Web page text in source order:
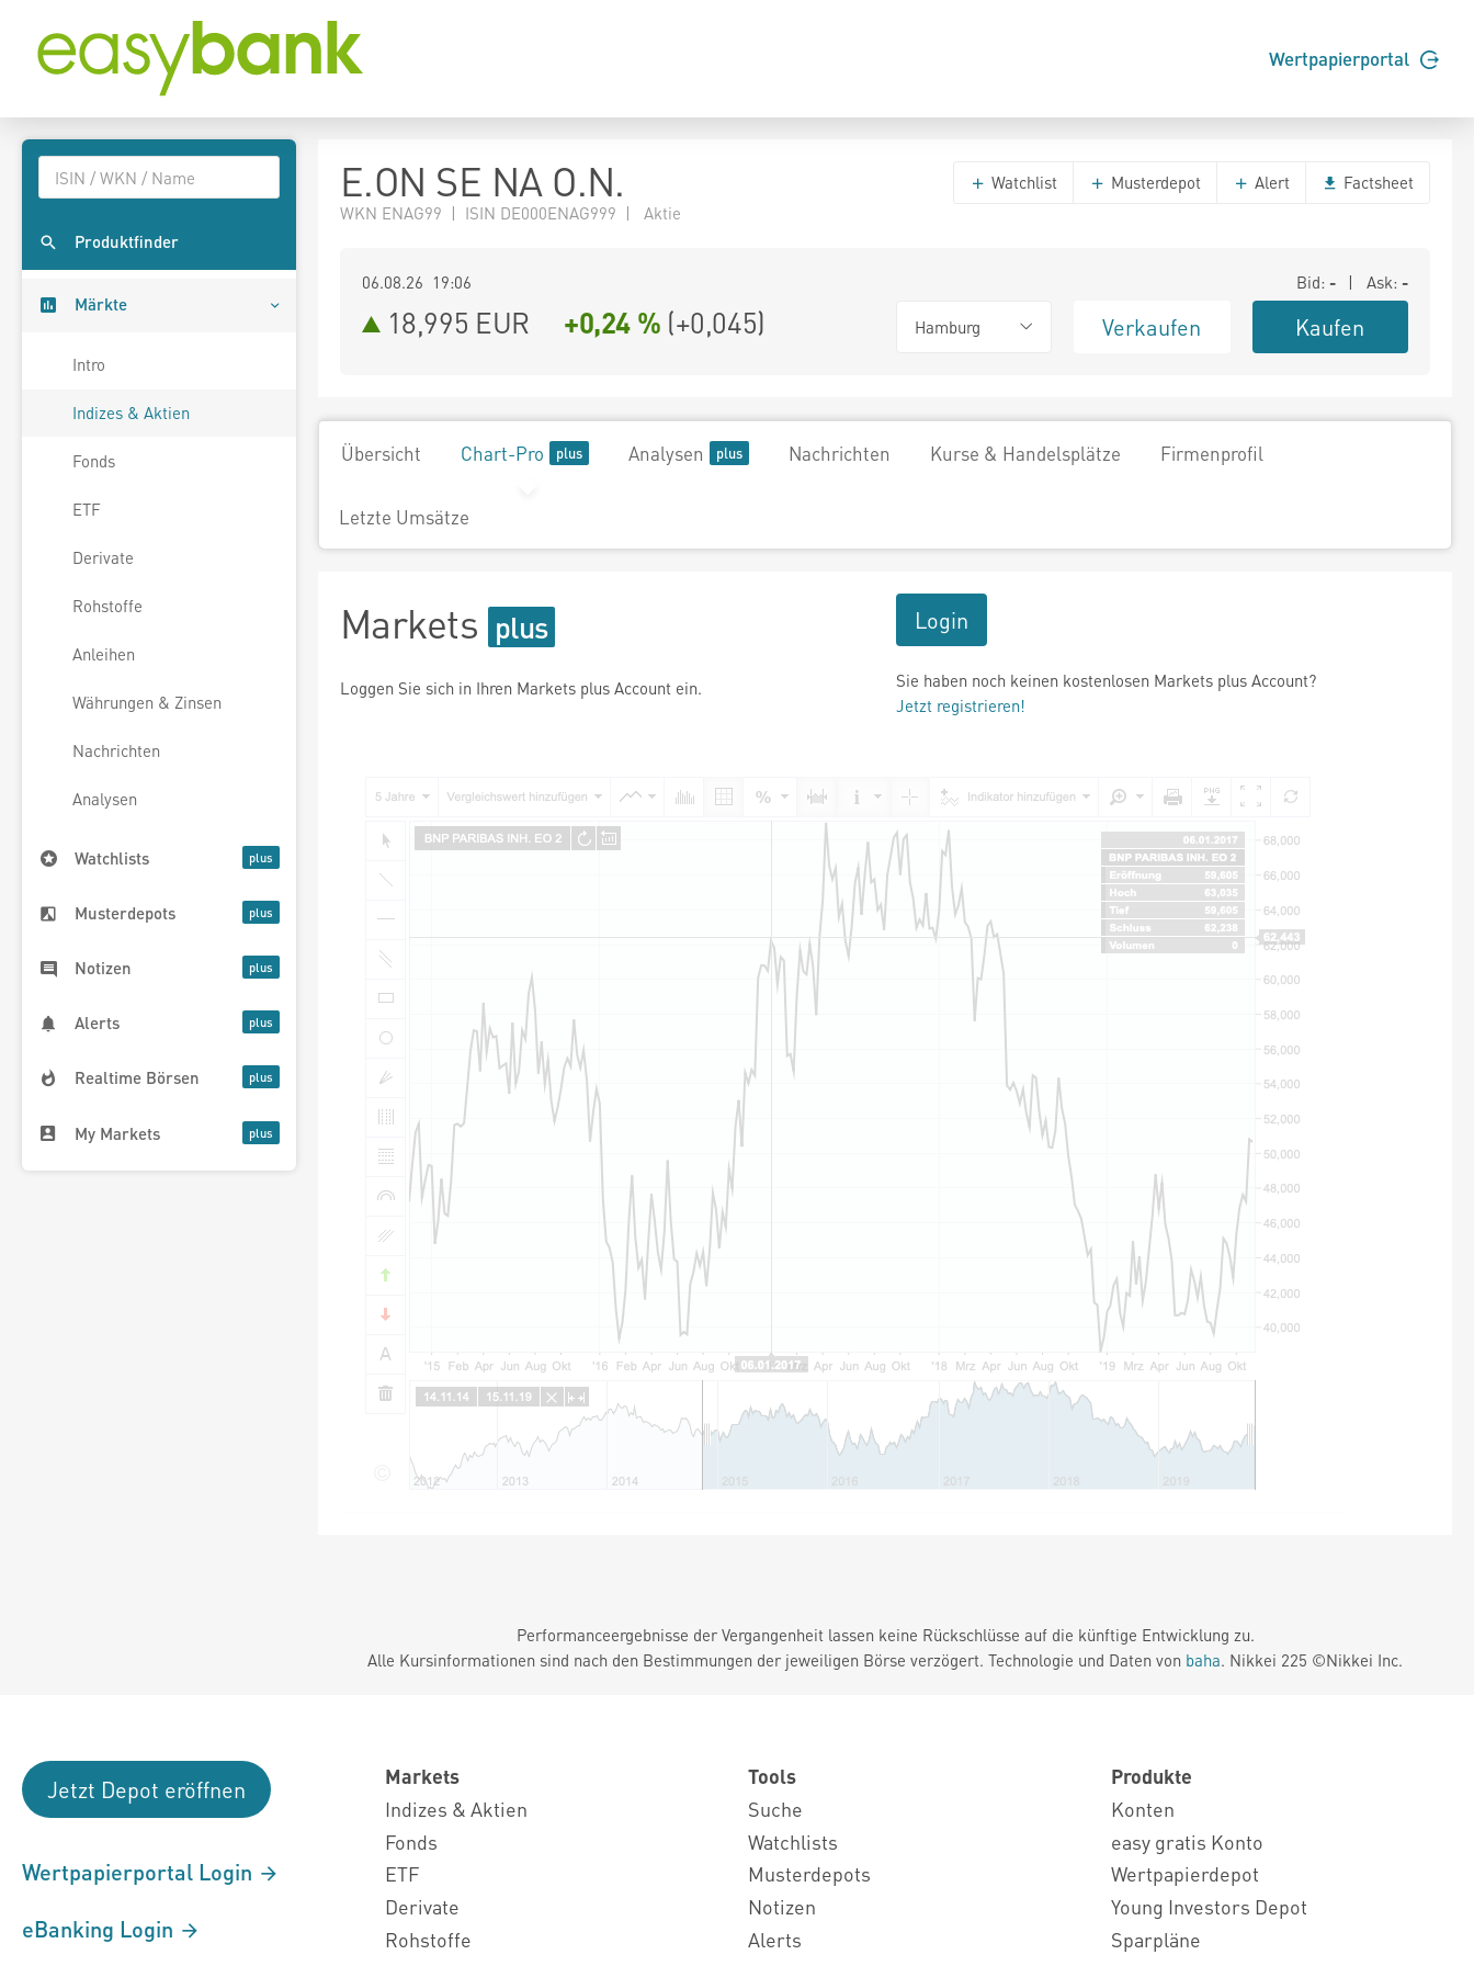
Wertpapierportal
Produktfinder
Märkte
Intro
Indizes & Aktien
Fonds
ETF
Derivate
Rohstoffe
Anleihen
Währungen & Zinsen
Nachrichten
Analysen
Watchlists
Musterdepots
Notizen
Alerts
Realtime Börsen
My Markets
E.ON SE NA O.N.
WKN ENAG99 | ISIN DE000ENAG999 | Aktie
Watchlist Musterdepot Alert Factsheet
06.08.26 19:06 Bid: - | Ask: -
18,995 EUR +0,24 % (+0,045) Hamburg Verkaufen Kaufen
Übersicht Chart-Pro Analysen Nachrichten Kurse & Handelsplätze Firmenprofil
Letzte Umsätze
Markets
Loggen Sie sich in Ihren Markets plus Account ein.
Login
Sie haben noch keinen kostenlosen Markets plus Account?
Jetzt registrieren!
Performanceergebnisse der Vergangenheit lassen keine Rückschlüsse auf die künftige Entwicklung zu.
Alle Kursinformationen sind nach den Bestimmungen der jeweiligen Börse verzögert. Technologie und Daten von baha. Nikkei 225 ©Nikkei Inc.
Jetzt Depot eröffnen
Wertpapierportal Login
eBanking Login
Markets
Indizes & Aktien
Fonds
ETF
Derivate
Rohstoffe
Tools
Suche
Watchlists
Musterdepots
Notizen
Alerts
Produkte
Konten
easy gratis Konto
Wertpapierdepot
Young Investors Depot
Sparpläne